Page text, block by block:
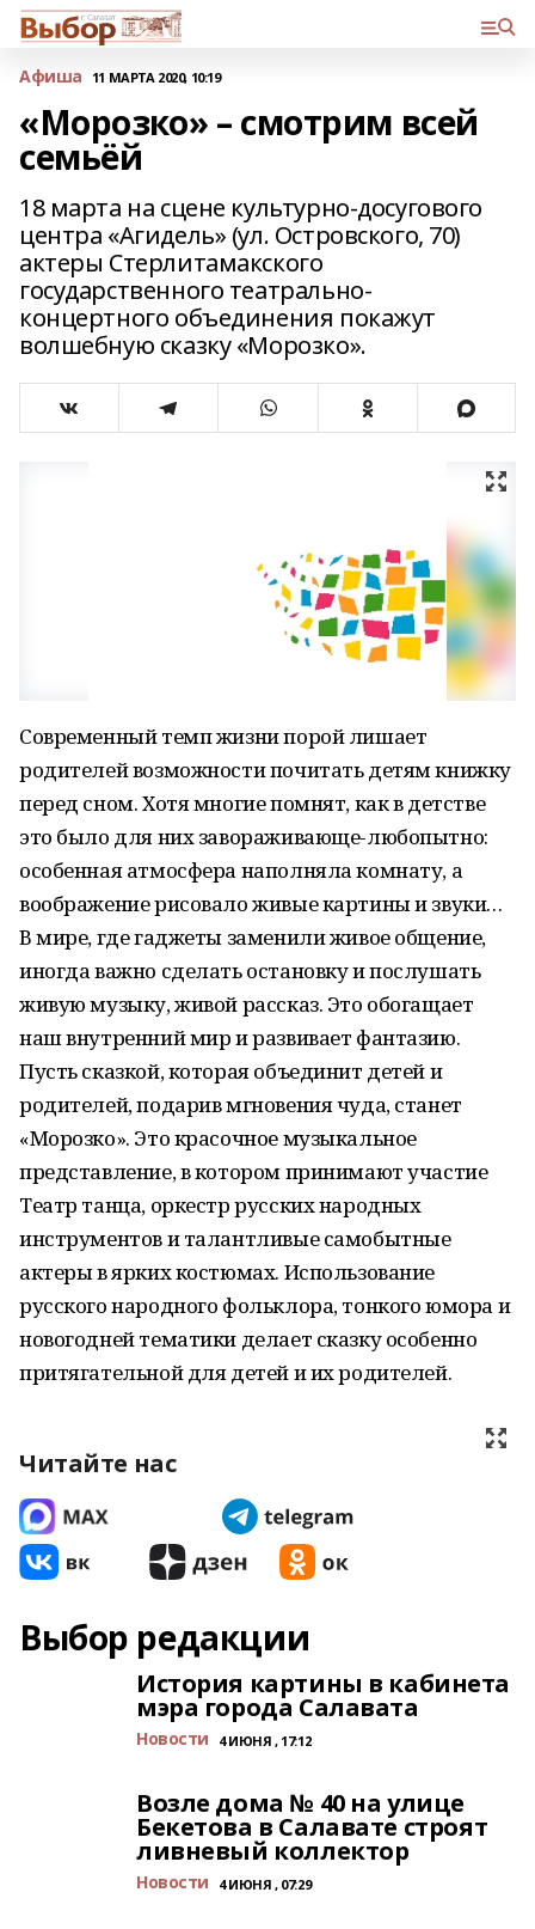
Афиша 11 МАРТА 2020, 10:19
«Морозко» – смотрим всей
семьёй
18 марта на сцене культурно-досугового
центра «Агидель» (ул. Островского, 70)
актеры Стерлитамакского
государственного театрально-
концертного объединения покажут
волшебную сказку «Морозко».
Современный темп жизни порой лишает
родителей возможности почитать детям книжку
перед сном. Хотя многие помнят, как в детстве
это было для них завораживающе-любопытно:
особенная атмосфера наполняла комнату, а
воображение рисовало живые картины и звуки…
В мире, где гаджеты заменили живое общение,
иногда важно сделать остановку и послушать
живую музыку, живой рассказ. Это обогащает
наш внутренний мир и развивает фантазию.
Пусть сказкой, которая объединит детей и
родителей, подарив мгновения чуда, станет
«Морозко». Это красочное музыкальное
представление, в котором принимают участие
Театр танца, оркестр русских народных
инструментов и талантливые самобытные
актеры в ярких костюмах. Использование
русского народного фольклора, тонкого юмора и
новогодней тематики делает сказку особенно
притягательной для детей и их родителей.
Читайте нас
Выбор редакции
История картины в кабинета
мэра города Салавата
Новости 4 ИЮНЯ , 17:12
Возле дома № 40 на улице
Бекетова в Салавате строят
ливневый коллектор
Новости 4 ИЮНЯ , 07:29